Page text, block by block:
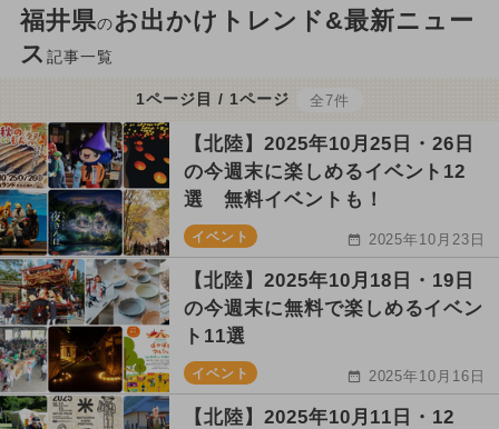
福井県のお出かけトレンド&最新ニュー
ス 記事一覧
1ページ目 / 1ページ 全7件
【北陸】2025年10月25日・26日
の今週末に楽しめるイベント12
選 無料イベントも！
イベント 2025年10月23日
【北陸】2025年10月18日・19日
の今週末に無料で楽しめるイベン
ト11選
イベント 2025年10月16日
【北陸】2025年10月11日・12